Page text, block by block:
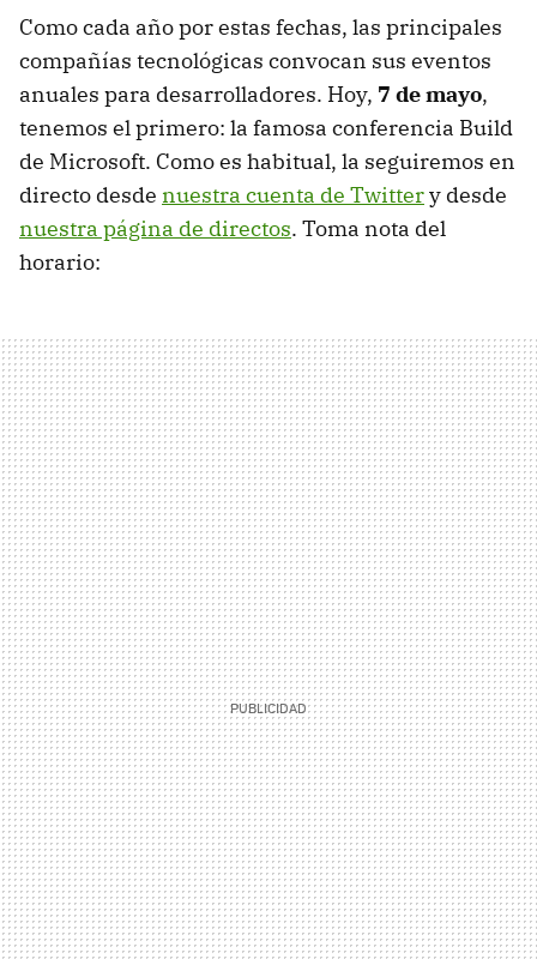
Como cada año por estas fechas, las principales
compañías tecnológicas convocan sus eventos
anuales para desarrolladores. Hoy, 7 de mayo,
tenemos el primero: la famosa conferencia Build
de Microsoft. Como es habitual, la seguiremos en
directo desde nuestra cuenta de Twittery desde
nuestra página de directos. Toma nota del
horario: